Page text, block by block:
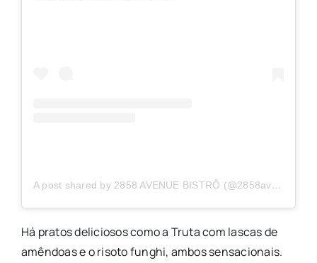
A post shared by 2858 AVENUE BISTRÔ (@2858avenuebistro)
Há pratos deliciosos como a Truta com lascas de
amêndoas e o risoto funghi, ambos sensacionais.